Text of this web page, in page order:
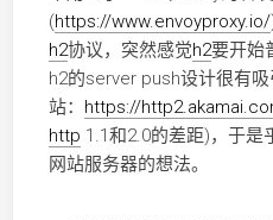
(https://www.envoyproxy.io/
h2协议，突然感觉h2要开始
h2的server push设计很有
站： https://
http 1.1和2.0的差距)，于是
网站服务器的想法。